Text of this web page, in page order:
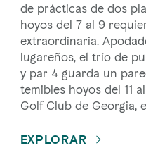
de prácticas de dos
hoyos del 7 al 9
extraordinaria.
lugareños, el trío de
y par 4 guarda un
temibles hoyos del 11
Golf Club de Georgia,
EXPLORAR